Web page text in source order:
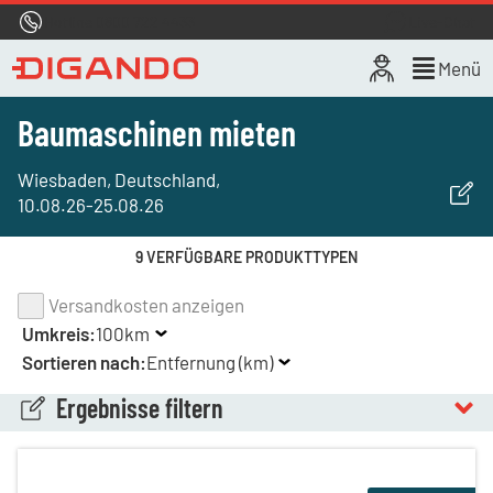
Menü
Baumaschinen mieten
Wiesbaden, Deutschland,
10.08.26-25.08.26
9 VERFÜGBARE PRODUKTTYPEN
Ergebnisse filtern
Versandkosten anzeigen
Umkreis:100km
Sortieren nach:Entfernung (km)